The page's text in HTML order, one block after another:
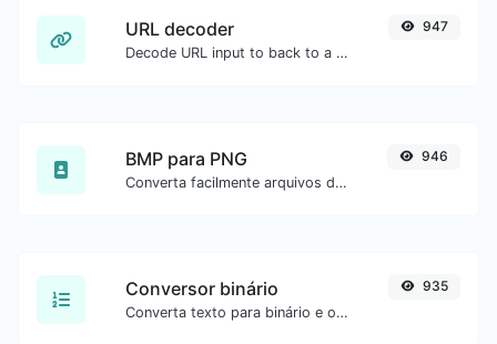
URL decoder
Decode URL input to back to a normal string.
947
BMP para PNG
Converta facilmente arquivos de imagem BMP para PNG.
946
Conversor binário
Converta texto para binário e o contrário para qualquer entrada de string.
935